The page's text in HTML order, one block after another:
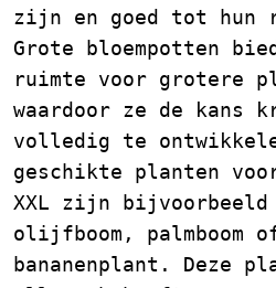
zijn en goed tot hun
Grote bloempotten
ruimte voor grotere
waardoor ze de kans
volledig te
geschikte planten
XXL zijn
olijfboom, palmboom
bananenplant. Deze